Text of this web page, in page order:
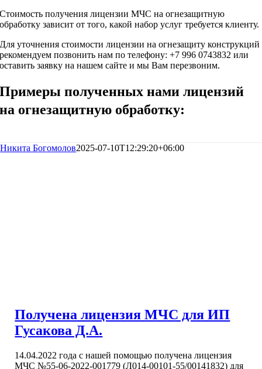
Стоимость получения лицензии МЧС на огнезащитную
обработку зависит от того, какой набор услуг требуется клиенту.
Для уточнения стоимости лицензии на огнезащиту конструкций
рекомендуем позвонить нам по телефону:+7 996 0743832 или
оставить заявку на нашем сайте и мы Вам перезвоним.
Примеры полученных нами лицензий
на огнезащитную обработку:
Никита Богомолов2025-07-10T12:29:20+06:00
Получена лицензия МЧС для ИП
Гусакова Д.А.
14.04.2022 года с нашей помощью получена лицензия
МЧС №55-06-2022-001779 (Л014-00101-55/00141832) для